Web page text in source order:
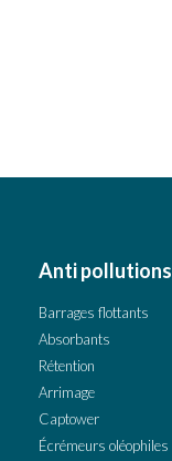
Anti pollutions
Barrages flottants
Absorbants
Rétention
Arrimage
Captower
Écrémeurs oléophiles